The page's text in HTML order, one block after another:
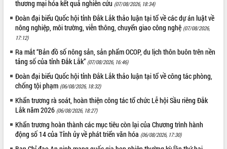
Tháo gỡ những vướng mắc, đẩy mạnh
công tác cải cách thủ tục hành chính
tại Trung tâm Phục vụ hành chính
công tỉnh
Đắk Lắk: Tôn vinh 46 giải pháp tại Hội
thi Sáng tạo Kỹ thuật 2024 - 2025
Đắk Lắk rà soát, điều chỉnh Đề án 190
về phát triển nuôi trồng thủy sản
Phó Chủ tịch UBND tỉnh Đắk Lắk
Trương Công Thái kiểm tra thực địa
Thuột
Định vị cà phê Việt Nam như một “di
thương mại hóa kết quả nghiên cứu (07/08/2026, 18:34)
Đoàn đại biểu Quốc hội tỉnh Đắk Lắk thảo luận tại tổ về các dự án luật về
nông nghiệp, môi trường, viễn thông, chuyển giao công nghệ (07/08/2026,
17:12)
Ra mắt “Bản đồ số nông sản, sản phẩm OCOP, du lịch thôn buôn trên nền
tảng số của tỉnh Đắk Lắk” (07/08/2026, 16:46)
Đoàn đại biểu Quốc hội tỉnh Đắk Lắk thảo luận tại tổ về công tác phòng,
chống tội phạm (06/08/2026, 18:32)
Khẩn trương rà soát, hoàn thiện công tác tổ chức Lễ hội Sầu riêng Đắk
Lắk năm 2026 (06/08/2026, 18:27)
Khẩn trương hoàn thành các mục tiêu còn lại của Chương trình hành
động số 14 của Tỉnh ủy về phát triển văn hóa (06/08/2026, 17:30)